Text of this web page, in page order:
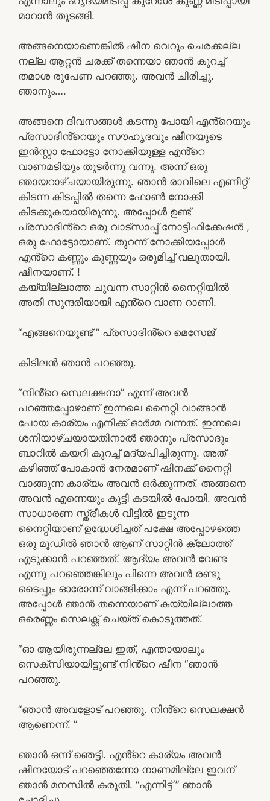
മാറാൻ തുടങ്ങി.
അങ്ങനെയാണെങ്കിൽ ഷീന വെറും ചെരക്കല്ല
നല്ല ആറ്റൻ ചരക്ക് തന്നെയാ ഞാൻ കുറച്ച്
തമാശ രൂപേണ പറഞ്ഞു. അവൻ ചിരിച്ചു.
ഞാനും….
അങ്ങനെ ദിവസങ്ങൾ കടന്നു പോയി എൻ്റെയും
പ്രസാദിൻ്റെയും സൗഹൃദവും ഷീനയുടെ
ഇൻസ്റ്റാ ഫോട്ടോ നോക്കിയുള്ള എൻ്റെ
വാണമടിയും തുടർന്നു വന്നു. അന്ന് ഒരു
ഞായറാഴ്ചയായിരുന്നു. ഞാൻ രാവിലെ എണീറ്റ്
കിടന്ന കിടപ്പിൽ തന്നെ ഫോൺ നോക്കി
കിടക്കുകയായിരുന്നു. അപ്പോൾ ഉണ്ട്
പ്രസാദിൻ്റെ ഒരു വാട്സാപ്പ് നോട്ടിഫിക്കേഷൻ ,
ഒരു ഫോട്ടോയാണ്. തുറന്ന് നോക്കിയപ്പോൾ
എൻ്റെ കണ്ണും കുണ്ണയും ഒരുമിച്ച് വലുതായി.
ഷീനയാണ്. !
കയ്യില്ലാത്ത ചുവന്ന സാറ്റിൻ നൈറ്റിയിൽ
അതി സുന്ദരിയായി എൻ്റെ വാണ റാണി.
“എങ്ങനെയുണ്ട് ” പ്രസാദിൻ്റെ മെസേജ്
കിടിലൻ ഞാൻ പറഞ്ഞു.
“നിൻ്റെ സെലക്ഷനാ” എന്ന് അവൻ
പറഞ്ഞപ്പോഴാണ് ഇന്നലെ നൈറ്റി വാങ്ങാൻ
പോയ കാര്യം എനിക്ക് ഓർമ്മ വന്നത്. ഇന്നലെ
ശനിയാഴ്ചയായതിനാൽ ഞാനും പ്രസാദും
ബാറിൽ കയറി കുറച്ച് മദ്യപിച്ചിരുന്നു. അത്
കഴിഞ്ഞ് പോകാൻ നേരമാണ് ഷിനക്ക് നൈറ്റി
വാങ്ങുന്ന കാര്യം അവൻ ഒർക്കുന്നത്. അങ്ങനെ
അവൻ എന്നെയും കുട്ടി കടയിൽ പോയി. അവൻ
സാധാരണ സ്ത്രീകൾ വീട്ടിൽ ഇടുന്ന
നൈറ്റിയാണ് ഉദ്ധേശിച്ചത് പക്ഷേ അപ്പോഴത്തെ
ഒരു മൂഡിൽ ഞാൻ ആണ് സാറ്റിൻ ക്ലോത്ത്
എടുക്കാൻ പറഞ്ഞത്. ആദ്യം അവൻ വേണ്ട
എന്നു പറഞ്ഞെങ്കിലും പിന്നെ അവൻ രണ്ടു
ടൈപ്പും ഓരോന്ന് വാങ്ങിക്കാം എന്ന് പറഞ്ഞു.
അപ്പോൾ ഞാൻ തന്നെയാണ് കയ്യില്ലാത്ത
ഒരെണ്ണം സെലക്റ്റ് ചെയ്ത് കൊടുത്തത്.
“ഓ ആയിരുന്നല്ലേ ഇത്, എന്തായാലും
സെക്സിയായിട്ടുണ്ട് നിൻ്റെ ഷീന “ഞാൻ
പറഞ്ഞു.
“ഞാൻ അവളോട് പറഞ്ഞു. നിൻ്റെ സെലക്ഷൻ
ആണെന്ന്. ”
ഞാൻ ഒന്ന് ഞെട്ടി. എൻ്റെ കാര്യം അവൻ
ഷീനയോട് പറഞ്ഞെന്നോ നാണമില്ലേ ഇവന്
ഞാൻ മനസിൽ കരുതി. “എന്നിട്ട് ” ഞാൻ